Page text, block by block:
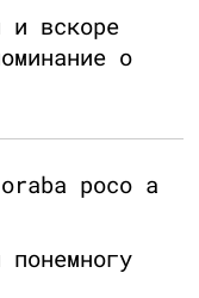
и вскоре
о
poco a